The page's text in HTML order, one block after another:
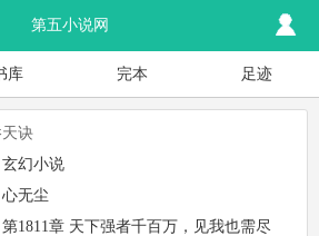
第五小说网
库 完本 足迹
诀
玄幻小说
心无尘
第1811章 天下强者千百万，见我也需尽